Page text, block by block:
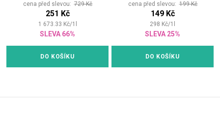
cena před slevou:729 Kč
251 Kč
1 673.33 Kč/1
SLEVA 66%
DO KOŠÍKU
cena před slevou:199 Kč
149 Kč
298 Kč/1
SLEVA 25%
DO KOŠÍKU